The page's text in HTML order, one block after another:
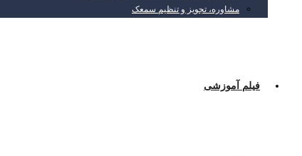
مشاوره، تجویز و تنظیم سمعک
فیلم آموزشی